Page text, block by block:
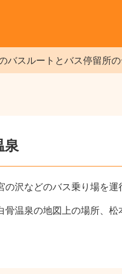
スルートとバス停留所の
泉
沢などのバス乗り場を運
温泉の地図上の場所、